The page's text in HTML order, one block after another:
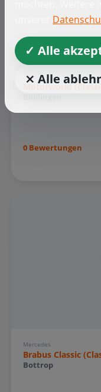
Motorworld
0 Bewertungen
Mercedes
Brabus Classic
Bottrop
✓ Alle
⨯ Alle